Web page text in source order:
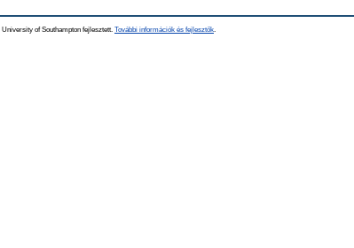
, University of Southampton fejlesztett. További információk és fejlesztők